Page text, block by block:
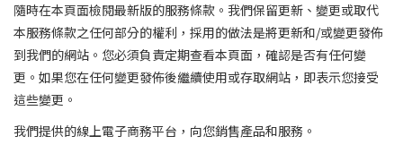
隨時在本頁面檢閱最新版的服務條款。我們保留更新、變更或取代
本服務條款之任何部分的權利，採用的做法是將更新和/或變更發佈
到我們的網站。您必須負責定期查看本頁面，確認是否有任何變
更。如果您在任何變更發佈後繼續使用或存取網站，即表示您接受
這些變更。
我們提供的線上電子商務平台，向您銷售產品和服務。